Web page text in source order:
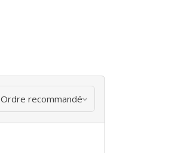
Ordre recommandé